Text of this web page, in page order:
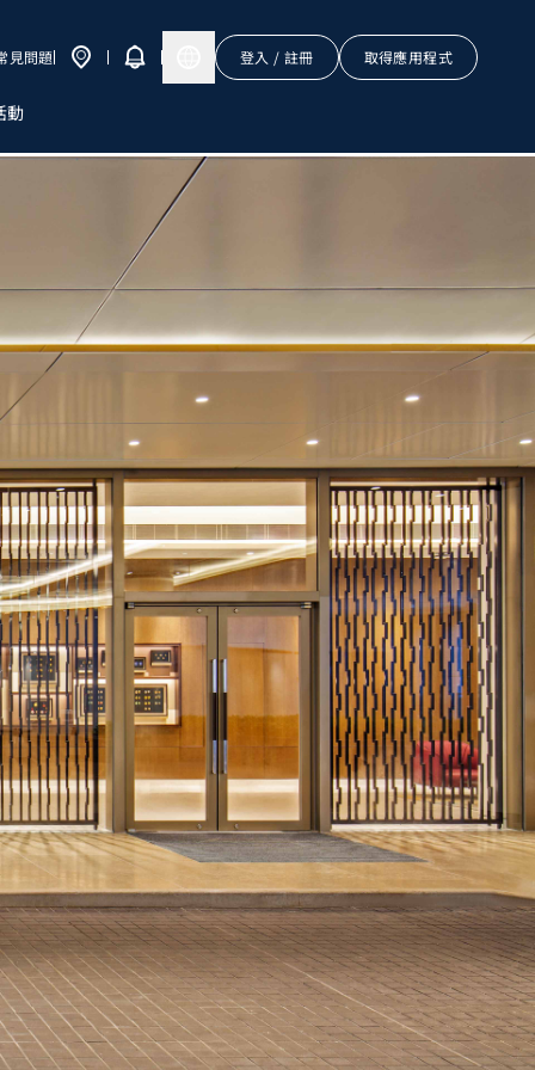
見問題 登入 / 註冊 取得應用程式
動